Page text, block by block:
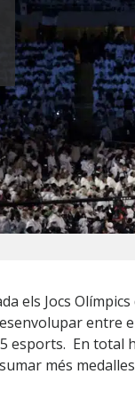
els Jocs
esports. En total
més